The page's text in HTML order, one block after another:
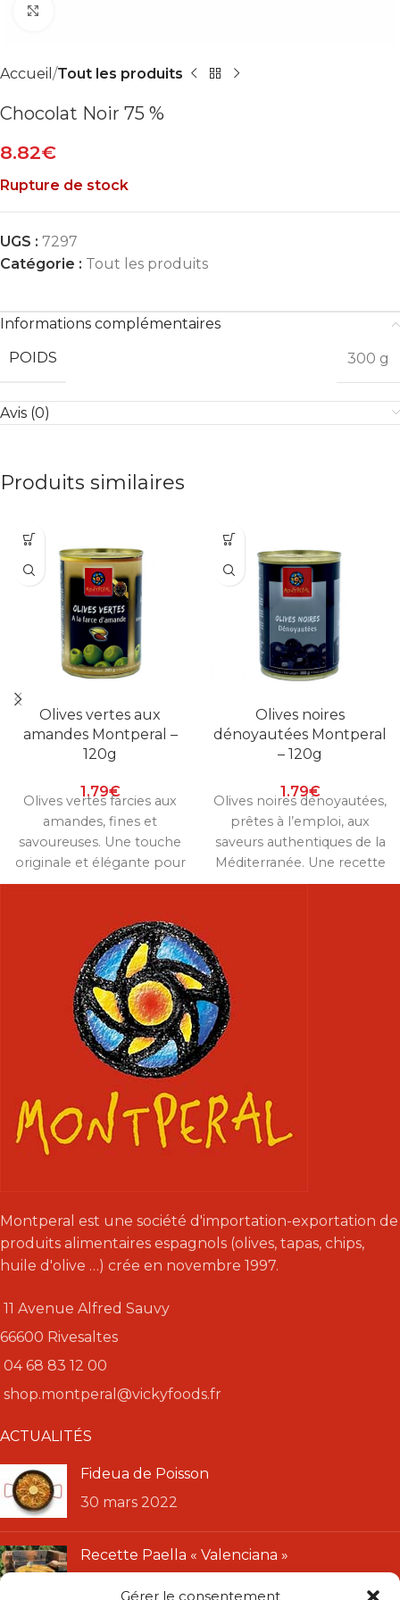
Gérer le consentement
Accueil Tout les produits
Chocolat Noir 75 %
8.82€
Rupture de stock
UGS : 7297
Catégorie : Tout les produits
Informations complémentaires
POIDS
300 g
Avis (0)
Produits similaires
Olives vertes aux
amandes Montperal –
120g
1.79€
Olives vertes farcies aux
amandes, fines et
savoureuses. Une touche
originale et élégante pour
vos apéritifs ou vos plats.
Olives noires
dénoyautées Montperal
– 120g
1.79€
Olives noires dénoyautées,
prêtes à l’emploi, aux
saveurs authentiques de la
Méditerranée. Une recette
simple et naturelle signée
Montperal est une société d'importation-exportation de
produits alimentaires espagnols (olives, tapas, chips,
huile d'olive …) crée en novembre 1997.
11 Avenue Alfred Sauvy
66600 Rivesaltes
04 68 83 12 00
shop.montperal@vickyfoods.fr
ACTUALITÉS
Fideua de Poisson
30 mars 2022
Recette Paella « Valenciana »